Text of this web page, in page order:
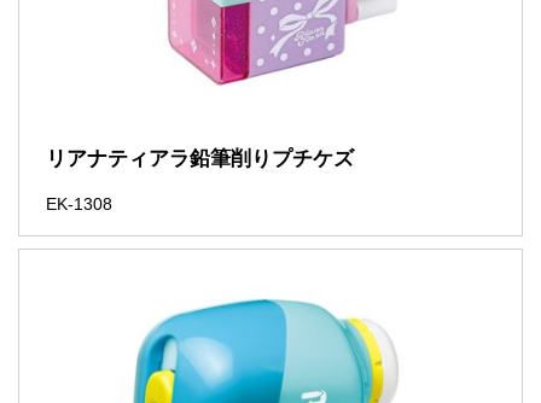
リアナティアラ鉛筆削りプチケズ
EK-1308